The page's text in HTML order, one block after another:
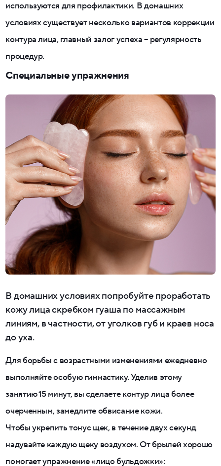
используются для профилактики. В домашних
условиях существует несколько вариантов коррекции
контура лица, главный залог успеха – регулярность
процедур.
Специальные упражнения
В домашних условиях попробуйте проработать
кожу лица скребком гуаша по массажным
линиям, в частности, от уголков губ и краев носа
до уха.
Для борьбы с возрастными изменениями ежедневно
выполняйте особую гимнастику. Уделив этому
занятию 15 минут, вы сделаете контур лица более
очерченным, замедлите обвисание кожи.
Чтобы укрепить тонус щек, в течение двух секунд
надувайте каждую щеку воздухом. От брылей хорошо
помогает упражнение «лицо бульдожки»: